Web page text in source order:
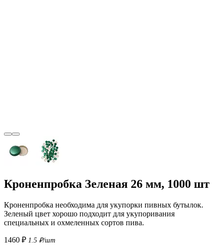
Кроненпробка Зеленая 26 мм, 1000 шт
Кроненпробка необходима для укупорки пивных бутылок.
Зеленый цвет хорошо подходит для укупоривания
специальных и охмеленных сортов пива.
1460 ₽ 1.5 ₽/шт